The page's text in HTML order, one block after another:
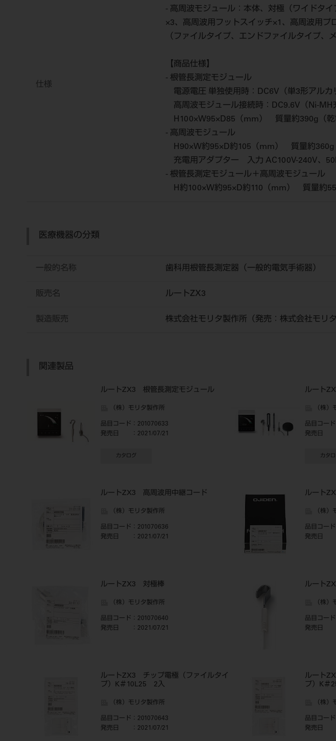
仕様
- 高周波モジュール：本体、対極（ワイドタ
×3、高周波用フットスイッチ×1、高周波用
（ファイルタイプ、エンドファイルタイプ、
【商品仕様】
- 根管長測定モジュール
電源電圧 単独使用時：DC6V（単3形アルカ
高周波モジュール接続時：DC9.6V（Ni-MH
H100×W95×D85（mm） 質量約390g（乾
- 高周波モジュール
H90×W約95×D約105（mm） 質量約360g
充電用アダプター 入力 AC100V-240V、
- 根管長測定モジュール＋高周波モジュール
H約100×W約95×D約110（mm） 質量約
医療機器の分類
一般的名称 歯科用根管長測定器（一般的電気手術器）
販売名 ルートZX3
製造販売 株式会社モリタ製作所（発売：株式会社モリタ
関連製品
ルートZX3 根管長測定モジュール
（株）モリタ製作所
品目コード ：201070633
発売日
：2021/07/21
カタログ
ルート
（株）
品目コード
発売日
カタロ
ルートZX3 高周波用中継コード
（株）モリタ製作所
品目コード ：201070636
発売日
：2021/07/21
ルート
（株）
品目コード
発売日
ルートZX3 対極棒
（株）モリタ製作所
品目コード ：201070640
発売日
：2021/07/21
ルート
（株）
品目コード
発売日
ルートZX3 チップ電極（ファイルタイ
プ）K＃10L25 2入
（株）モリタ製作所
品目コード ：201070643
発売日
：2021/07/21
ルート
プ）K＃
（株）
品目コード
発売日